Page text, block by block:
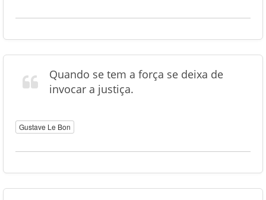
Quando se tem a força se deixa de
invocar a justiça.
Gustave Le Bon